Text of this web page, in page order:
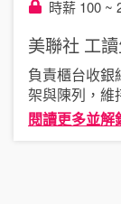
時薪 100 ~
美聯社 工
負責櫃台收銀
架與陳列，維
閱讀更多並解